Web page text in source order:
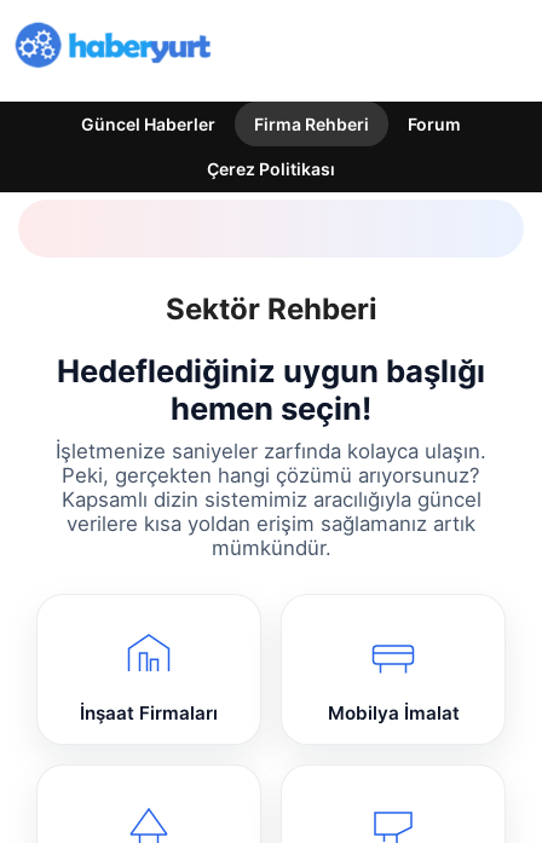
Güncel Haberler Firma Rehberi Forum
Çerez Politikası
Sektör Rehberi
Hedeflediğiniz uygun başlığı
hemen seçin!
İşletmenize saniyeler zarfında kolayca ulaşın.
Peki, gerçekten hangi çözümü arıyorsunuz?
Kapsamlı dizin sistemimiz aracılığıyla güncel
verilere kısa yoldan erişim sağlamanız artık
mümkündür.
İnşaat Firmaları Mobilya İmalat